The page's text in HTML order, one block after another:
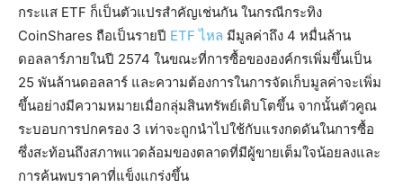
กระแส ETF ก็เป็นตัวแปรสำคัญเช่นกัน ในกรณีกระทิง
CoinShares ถือเป็นรายปี ETF ไหล มีมูลค่าถึง 4 หมื่นล้าน
ดอลลาร์ภายในปี 2574 ในขณะที่การซื้อขององค์กรเพิ่มขึ้นเป็น
25 พันล้านดอลลาร์ และความต้องการในการจัดเก็บมูลค่าจะเพิ่ม
ขึ้นอย่างมีความหมายเมื่อกลุ่มสินทรัพย์เติบโตขึ้น จากนั้นตัวคูณ
ระบอบการปกครอง 3 เท่าจะถูกนำไปใช้กับแรงกดดันในการซื้อ
ซึ่งสะท้อนถึงสภาพแวดล้อมของตลาดที่มีผู้ขายเต็มใจน้อยลงและ
การค้นพบราคาที่แข็งแกร่งขึ้น